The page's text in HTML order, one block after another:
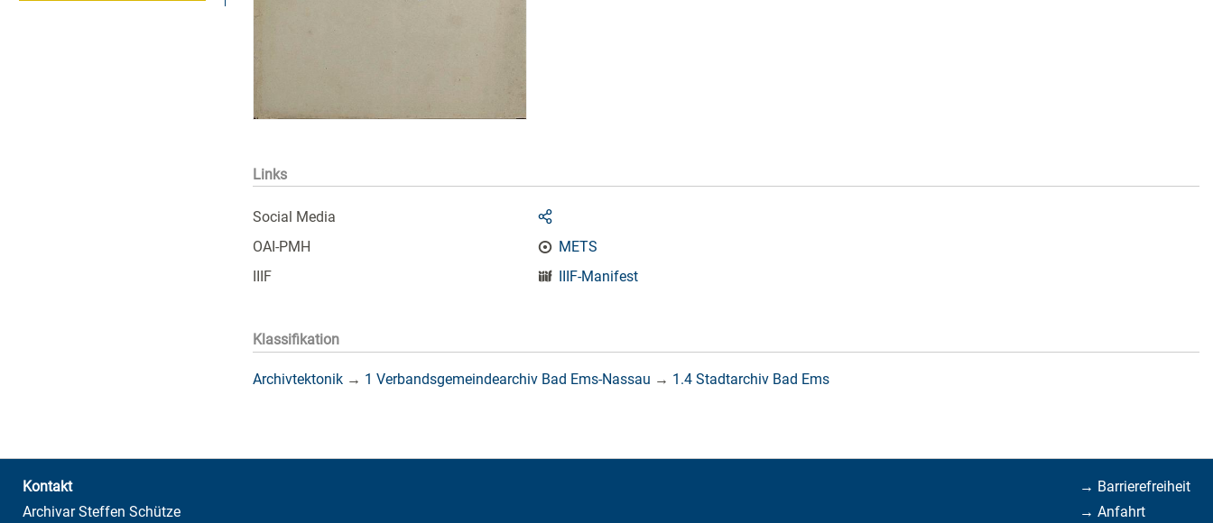
Links
Social Media
OAI-PMH
METS
IIIF
IIIF-Manifest
Klassifikation
Archivtektonik → 1 Verbandsgemeindearchiv Bad Ems-Nassau → 1.4 Stadtarchiv Bad Ems
→ Barrierefreiheit
→ Anfahrt
Kontakt
Archivar Steffen Schütze